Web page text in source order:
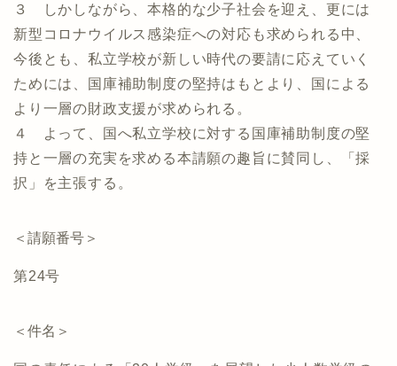
３ しかしながら、本格的な少子社会を迎え、更には
新型コロナウイルス感染症への対応も求められる中、
今後とも、私立学校が新しい時代の要請に応えていく
ためには、国庫補助制度の堅持はもとより、国による
より一層の財政支援が求められる。
４ よって、国へ私立学校に対する国庫補助制度の堅
持と一層の充実を求める本請願の趣旨に賛同し、「採
択」を主張する。
＜請願番号＞
第24号
＜件名＞